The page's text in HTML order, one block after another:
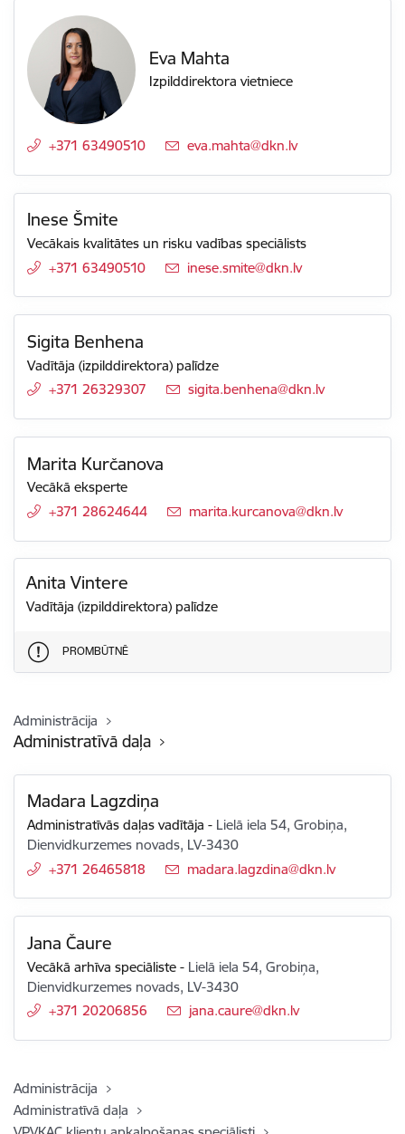
Eva Mahta
Izpilddirektora vietniece
+371 63490510 E-pasts:
eva.mahta@dkn.lv
Inese Šmite
Vecākais kvalitātes un risku vadības speciālists
+371 63490510
E-pasts:
inese.smite@dkn.lv
Sigita Benhena
Vadītāja (izpilddirektora) palīdze
+371 26329307
E-pasts:
sigita.benhena@dkn.lv
Marita Kurčanova
Vecākā eksperte
+371 28624644
E-pasts:
marita.kurcanova@dkn.lv
Anita Vintere
Vadītāja (izpilddirektora) palīdze
PROMBŪTNĒ
Administrācija
Administratīvā daļa
Madara Lagzdiņa
Administratīvās daļas vadītāja - Lielā iela 54, Grobiņa,
Dienvidkurzemes novads, LV-3430
+371 26465818
E-pasts:
madara.lagzdina@dkn.lv
Jana Čaure
Vecākā arhīva speciāliste - Lielā iela 54, Grobiņa,
Dienvidkurzemes novads, LV-3430
+371 20206856
E-pasts:
jana.caure@dkn.lv
Administrācija
Administratīvā daļa